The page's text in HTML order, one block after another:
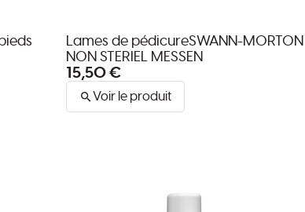
Lames de pédicureSWANN-MORTON
NON STERIEL MESSEN
15,50 €
Voir le produit